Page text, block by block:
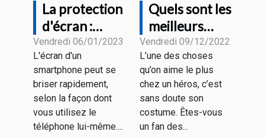
La protection
d'écran :
vaut-elle la
peine d'être
achetée ?
Vendredi 06/01/2023
L'écran d'un
smartphone peut se
briser rapidement,
selon la façon dont
vous utilisez le
téléphone lui-même....
Quels sont les
meilleurs
casques Iron
Man ?
Vendredi 09/12/2022
L’une des choses
qu’on aime le plus
chez un héros, c’est
sans doute son
costume. Êtes-vous
un fan des...